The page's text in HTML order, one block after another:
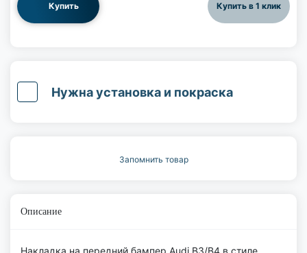
Купить Купить в 1 клик
Нужна установка и покраска
Запомнить товар
Описание